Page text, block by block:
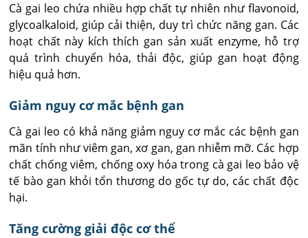
Cà gai leo chứa nhiều hợp chất tự nhiên như flavonoid,
glycoalkaloid, giúp cải thiện, duy trì chức năng gan. Các
hoạt chất này kích thích gan sản xuất enzyme, hỗ trợ
quá trình chuyển hóa, thải độc, giúp gan hoạt động
hiệu quả hơn.
Giảm nguy cơ mắc bệnh gan
Cà gai leo có khả năng giảm nguy cơ mắc các bệnh gan
mãn tính như viêm gan, xơ gan, gan nhiễm mỡ. Các hợp
chất chống viêm, chống oxy hóa trong cà gai leo bảo vệ
tế bào gan khỏi tổn thương do gốc tự do, các chất độc
hại.
Tăng cường giải độc cơ thể